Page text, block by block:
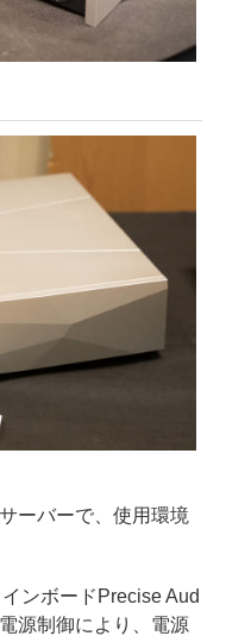
ーバーで、使用環境
ンボードPrecise Aud
源制御により、電源